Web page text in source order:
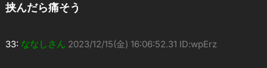
挟んだら痛そう
33: ななしさん 2023/12/15(金) 16:06:52.31 ID:wpErz